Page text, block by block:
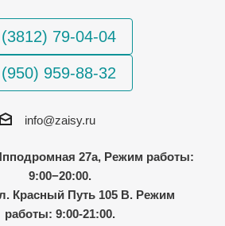
79-04-04
959-88-32
info@zaisy.ru
27а, Режим работы:
9:00−20:00.
Красный Путь 105 В. Режим
работы: 9:00-21:00.